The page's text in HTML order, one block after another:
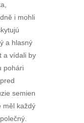
i mohli
a hlasný
a vídali by
pohári
semien
měl každý